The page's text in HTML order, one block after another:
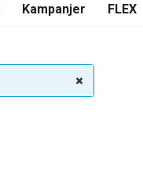
Kampanjer FLEX